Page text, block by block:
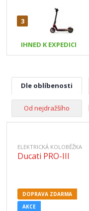
3
IHNED K EXPEDICI
Dle oblíbenosti
Od nejdražšího
ELEKTRICKÁ KOLOBĚŽKA
Ducati PRO-III
DOPRAVA ZDARMA
AKCE